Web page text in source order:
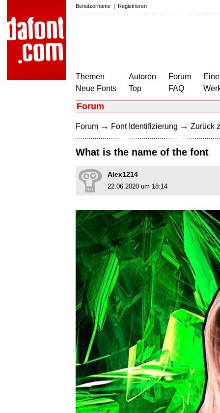
Benutzername | Registrieren
Themen
Neue Fonts
Autoren
Top
Forum
FAQ
Forum
Forum → Font Identifizierung → Zurück
What is the name of the font
Alex1214
22.06.2020 um 18:14